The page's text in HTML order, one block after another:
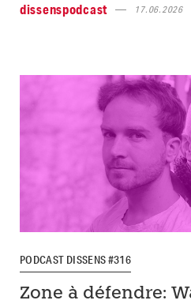
dissenspodcast
17.06.2026
PODCAST DISSENS #316
Zone à défendre: